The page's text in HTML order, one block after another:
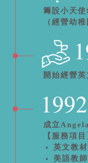
籌設小天使
（經營幼
開始經營英
1992
成立
【服務項目
英文教
美語教